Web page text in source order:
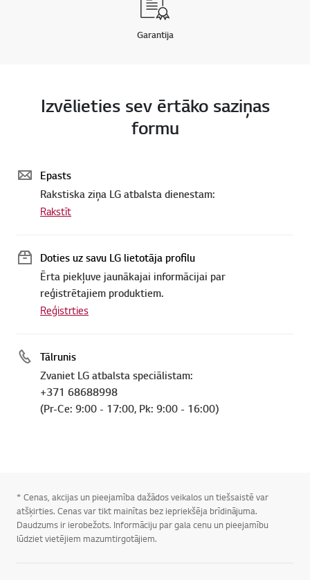
Garantija
Izvēlieties sev ērtāko saziņas
formu
Epasts
Rakstiska ziņa LG atbalsta dienestam:
Rakstīt
Doties uz savu LG lietotāja profilu
Ērta piekļuve jaunākajai informācijai par
reģistrētajiem produktiem.
Reģistrties
Tālrunis
Zvaniet LG atbalsta speciālistam:
+371 68688998
(Pr-Ce: 9:00 - 17:00, Pk: 9:00 - 16:00)
* Cenas, akcijas un pieejamība dažādos veikalos un tiešsaistē var
atšķirties. Cenas var tikt mainītas bez iepriekšēja brīdinājuma.
Daudzums ir ierobežots. Informāciju par gala cenu un pieejamību
lūdziet vietējiem mazumtirgotājiem.